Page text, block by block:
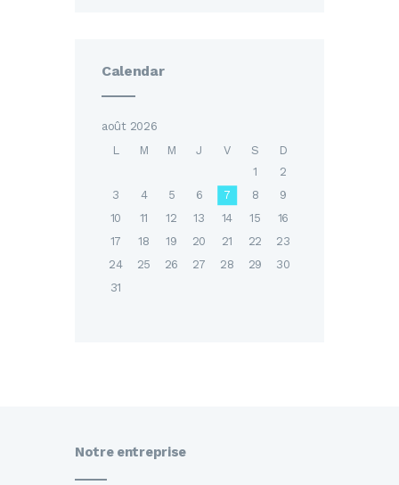
Calendar
août 2026
L
M M J V S
D
1
2
3
4 5 6 7 8
9
10
11 12 13 14 15
16
17
18 19 20 21 22
23
24
25 26 27 28 29
30
31
Notre entreprise